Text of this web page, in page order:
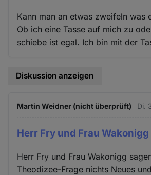
Kann man an etwas zweifeln was
Ob ich eine Tasse auf mich zu
schiebe ist egal. Ich bin mit der
Diskussion anzeigen
Martin Weidner (nicht überprüft) Di.
Herr Fry und Frau Wakonigg
Herr Fry und Frau Wakonigg
Theodizee-Frage nichts Neues